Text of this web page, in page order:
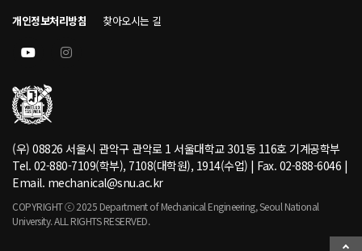
개인정보처리방침 찾아오시는 길
(우) 08826 서울시 관악구 관악로 1 서울대학교 301동 116호 기계공학부
Tel. 02-880-7109(학부), 7108(대학원), 1914(수업) | Fax. 02-888-6046 |
Email. mechanical@snu.ac.kr
COPYRIGHT ⓒ 2025 Department of Mechanical Engineering, Seoul National
University. ALL RIGHTS RESERVED.